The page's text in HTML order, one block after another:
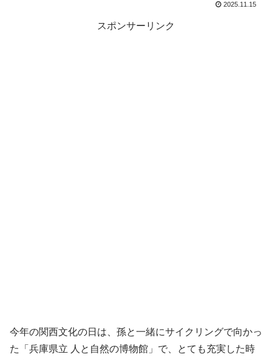
2025.11.15
スポンサーリンク
今年の関西文化の日は、孫と一緒にサイクリングで向かっ
た「兵庫県立 人と自然の博物館」で、とても充実した時